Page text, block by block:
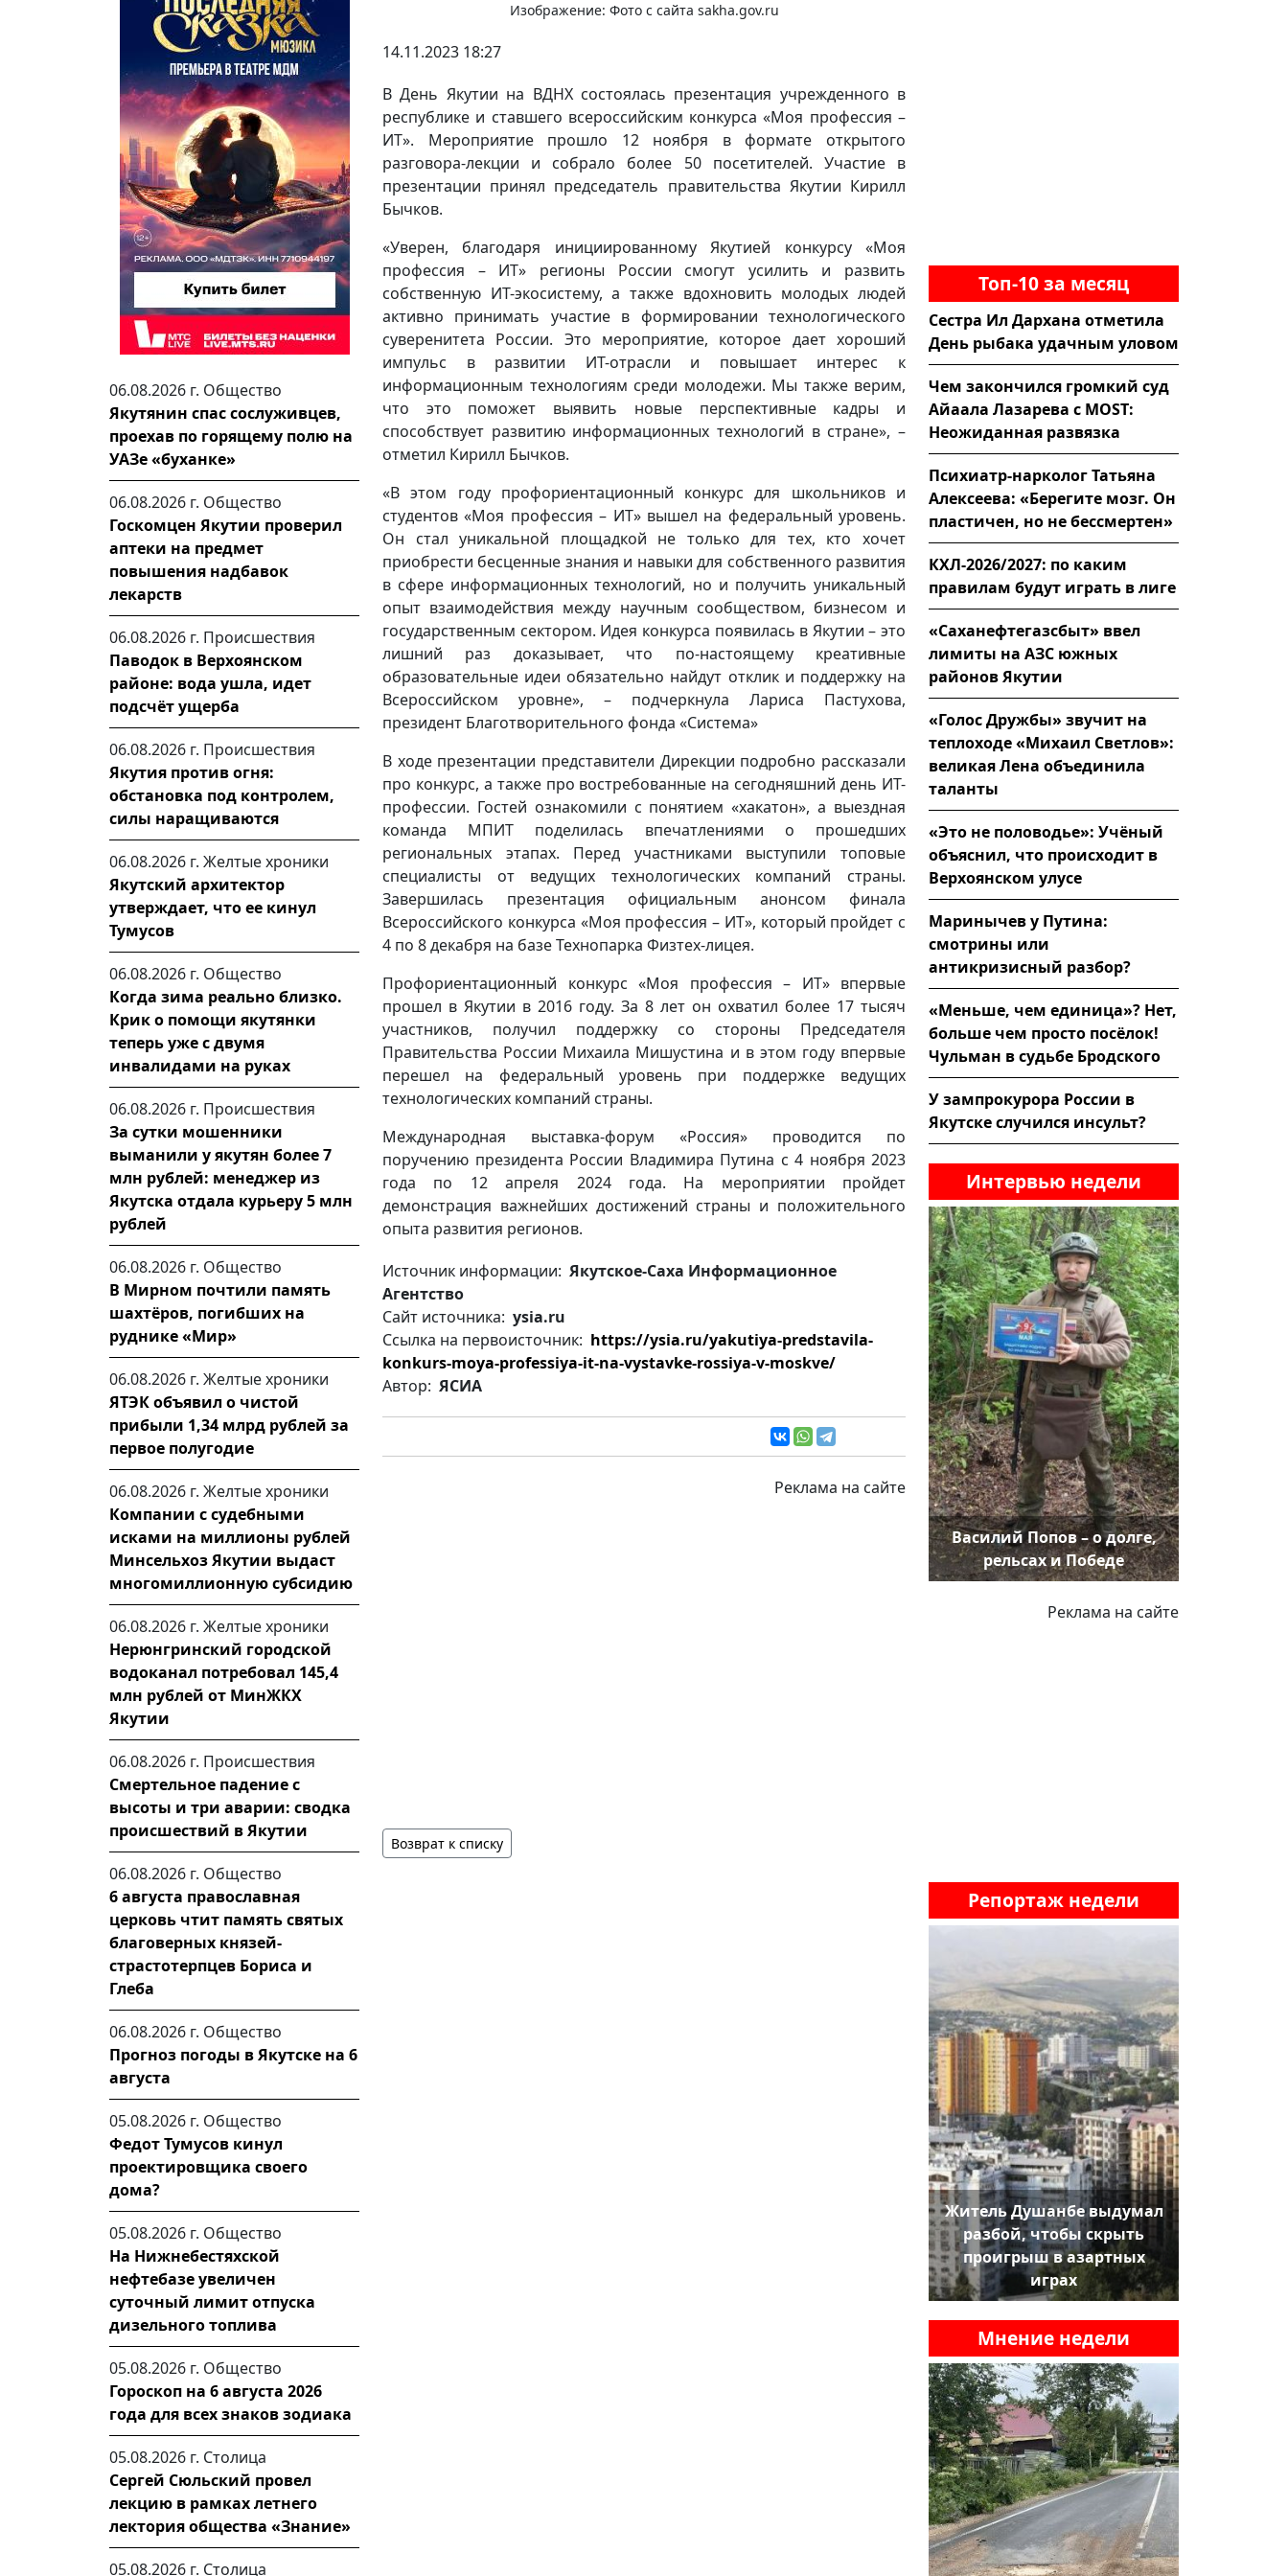
06.08.2026 г. Общество
Якутянин спас сослуживцев,
проехав по горящему полю на
УАЗе «буханке»
06.08.2026 г. Общество
Госкомцен Якутии проверил
аптеки на предмет
повышения надбавок
лекарств
06.08.2026 г. Происшествия
Паводок в Верхоянском
районе: вода ушла, идет
подсчёт ущерба
06.08.2026 г. Происшествия
Якутия против огня:
обстановка под контролем,
силы наращиваются
06.08.2026 г. Желтые хроники
Якутский архитектор
утверждает, что ее кинул
Тумусов
06.08.2026 г. Общество
Когда зима реально близко.
Крик о помощи якутянки
теперь уже с двумя
инвалидами на руках
06.08.2026 г. Происшествия
За сутки мошенники
выманили у якутян более 7
млн рублей: менеджер из
Якутска отдала курьеру 5 млн
рублей
06.08.2026 г. Общество
В Мирном почтили память
шахтёров, погибших на
руднике «Мир»
06.08.2026 г. Желтые хроники
ЯТЭК объявил о чистой
прибыли 1,34 млрд рублей за
первое полугодие
06.08.2026 г. Желтые хроники
Компании с судебными
исками на миллионы рублей
Минсельхоз Якутии выдаст
многомиллионную субсидию
06.08.2026 г. Желтые хроники
Нерюнгринский городской
водоканал потребовал 145,4
млн рублей от МинЖКХ
Якутии
06.08.2026 г. Происшествия
Смертельное падение с
высоты и три аварии: сводка
происшествий в Якутии
06.08.2026 г. Общество
6 августа православная
церковь чтит память святых
благоверных князей-
страстотерпцев Бориса и
Глеба
06.08.2026 г. Общество
Прогноз погоды в Якутске на 6
августа
05.08.2026 г. Общество
Федот Тумусов кинул
проектировщика своего
дома?
05.08.2026 г. Общество
На Нижнебестяхской
нефтебазе увеличен
суточный лимит отпуска
дизельного топлива
05.08.2026 г. Общество
Гороскоп на 6 августа 2026
года для всех знаков зодиака
05.08.2026 г. Столица
Сергей Сюльский провел
лекцию в рамках летнего
лектория общества «Знание»
05.08.2026 г. Столица
Изображение: Фото с сайта sakha.gov.ru
14.11.2023 18:27
В День Якутии на ВДНХ состоялась презентация учрежденного в
республике и ставшего всероссийским конкурса «Моя профессия –
ИТ». Мероприятие прошло 12 ноября в формате открытого
разговора-лекции и собрало более 50 посетителей. Участие в
презентации принял председатель правительства Якутии Кирилл
Бычков.
«Уверен, благодаря инициированному Якутией конкурсу «Моя
профессия – ИТ» регионы России смогут усилить и развить
собственную ИТ-экосистему, а также вдохновить молодых людей
активно принимать участие в формировании технологического
суверенитета России. Это мероприятие, которое дает хороший
импульс в развитии ИТ-отрасли и повышает интерес к
информационным технологиям среди молодежи. Мы также верим,
что это поможет выявить новые перспективные кадры и
способствует развитию информационных технологий в стране», –
отметил Кирилл Бычков.
«В этом году профориентационный конкурс для школьников и
студентов «Моя профессия – ИТ» вышел на федеральный уровень.
Он стал уникальной площадкой не только для тех, кто хочет
приобрести бесценные знания и навыки для собственного развития
в сфере информационных технологий, но и получить уникальный
опыт взаимодействия между научным сообществом, бизнесом и
государственным сектором. Идея конкурса появилась в Якутии – это
лишний раз доказывает, что по-настоящему креативные
образовательные идеи обязательно найдут отклик и поддержку на
Всероссийском уровне», – подчеркнула Лариса Пастухова,
президент Благотворительного фонда «Система»
В ходе презентации представители Дирекции подробно рассказали
про конкурс, а также про востребованные на сегодняшний день ИТ-
профессии. Гостей ознакомили с понятием «хакатон», а выездная
команда МПИТ поделилась впечатлениями о прошедших
региональных этапах. Перед участниками выступили топовые
специалисты от ведущих технологических компаний страны.
Завершилась презентация официальным анонсом финала
Всероссийского конкурса «Моя профессия – ИТ», который пройдет с
4 по 8 декабря на базе Технопарка Физтех-лицея.
Профориентационный конкурс «Моя профессия – ИТ» впервые
прошел в Якутии в 2016 году. За 8 лет он охватил более 17 тысяч
участников, получил поддержку со стороны Председателя
Правительства России Михаила Мишустина и в этом году впервые
перешел на федеральный уровень при поддержке ведущих
технологических компаний страны.
Международная выставка-форум «Россия» проводится по
поручению президента России Владимира Путина с 4 ноября 2023
года по 12 апреля 2024 года. На мероприятии пройдет
демонстрация важнейших достижений страны и положительного
опыта развития регионов.
Источник информации: Якутское-Саха Информационное
Агентство
Сайт источника: ysia.ru
Ссылка на первоисточник: https://ysia.ru/yakutiya-predstavila-
konkurs-moya-professiya-it-na-vystavke-rossiya-v-moskve/
Автор: ЯСИА
Реклама на сайте
Возврат к списку
Топ-10 за месяц
Сестра Ил Дархана отметила
День рыбака удачным уловом
Чем закончился громкий суд
Айаала Лазарева с MOST:
Неожиданная развязка
Психиатр-нарколог Татьяна
Алексеева: «Берегите мозг. Он
пластичен, но не бессмертен»
КХЛ-2026/2027: по каким
правилам будут играть в лиге
«Саханефтегазсбыт» ввел
лимиты на АЗС южных
районов Якутии
«Голос Дружбы» звучит на
теплоходе «Михаил Светлов»:
великая Лена объединила
таланты
«Это не половодье»: Учёный
объяснил, что происходит в
Верхоянском улусе
Маринычев у Путина:
смотрины или
антикризисный разбор?
«Меньше, чем единица»? Нет,
больше чем просто посёлок!
Чульман в судьбе Бродского
У зампрокурора России в
Якутске случился инсульт?
Интервью недели
Василий Попов – о долге,
рельсах и Победе
Реклама на сайте
Репортаж недели
Житель Душанбе выдумал
разбой, чтобы скрыть
проигрыш в азартных
играх
Мнение недели